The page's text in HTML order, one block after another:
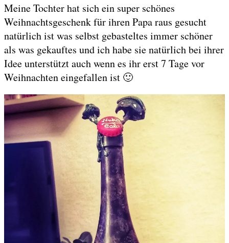
Meine Tochter hat sich ein super schönes
Weihnachtsgeschenk für ihren Papa raus gesucht
natürlich ist was selbst gebasteltes immer schöner
als was gekauftes und ich habe sie natürlich bei ihrer
Idee unterstützt auch wenn es ihr erst 7 Tage vor
Weihnachten eingefallen ist 🙂